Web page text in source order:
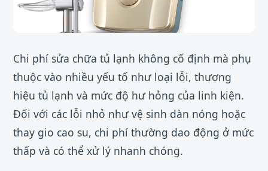
Chi phí sửa chữa tủ lạnh không cố định mà phụ
thuộc vào nhiều yếu tố như loại lỗi, thương
hiệu tủ lạnh và mức độ hư hỏng của linh kiện.
Đối với các lỗi nhỏ như vệ sinh dàn nóng hoặc
thay gio cao su, chi phí thường dao động ở mức
thấp và có thể xử lý nhanh chóng.